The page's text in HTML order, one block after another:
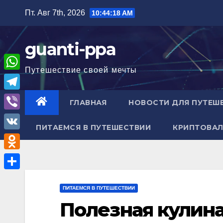
содержимому
Пт. Авг 7th, 2026 10:44:20 AM
guanti-ppa
Путешествие своей мечты
ГЛАВНАЯ НОВОСТИ ДЛЯ
ПИТАЕМСЯ В ПУТЕШЕСТВИИ
ПИТАЕМСЯ В ПУТЕШЕСТВИИ
Полезная
W
h
a
A
T
e
l
e
g
V
i
b
e
V
K
O